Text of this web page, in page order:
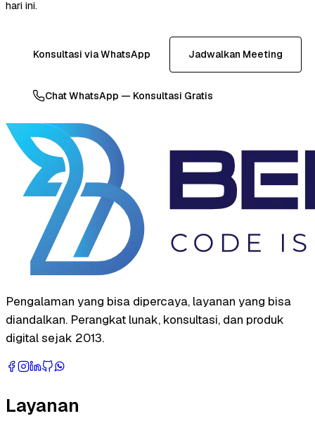
hari ini.
Konsultasi via WhatsApp Jadwalkan Meeting
Chat WhatsApp — Konsultasi Gratis
Pengalaman yang bisa dipercaya, layanan yang bisa
diandalkan. Perangkat lunak, konsultasi, dan produk
digital sejak 2013.
Layanan